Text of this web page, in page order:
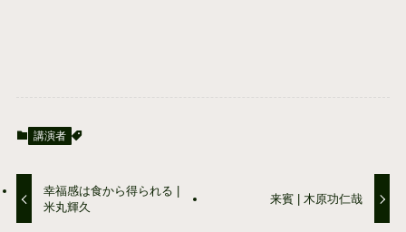
講演者
幸福感は食から得られる |
米丸輝久
来賓 | 木原功仁哉